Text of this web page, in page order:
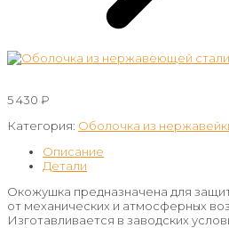
5 430 ₽
Категория: Оболочка из
Описание
Детали
Окожушка предназначена для
от механических и атмосферных
Изготавливается в заводских